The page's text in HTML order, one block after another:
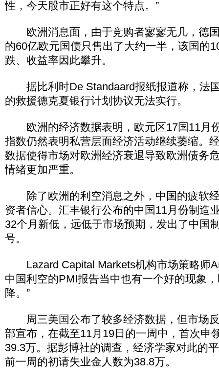
性，今天股市正好有这个特点。”
欧洲消息面，由于竞购者寥寥无几，德
的60亿欧元国债只售出了大约一半，该国的
跌、收益率因此攀升。
据比利时De Standaard报纸报道称，法
的救援德克夏银行计划协议无法实行。
欧洲的经济数据表明，欧元区17国11月
指数仍然表明私营层面经济活动继续萎缩。
数据使得市场对欧洲经济衰退导致欧洲债务
情绪更加严重。
除了欧洲的利空消息之外，中国的疲软
资者信心。汇丰银行公布的中国11月份制造
32个月新低，远低于市场预期，发出了中国
号。
Lazard Capital Markets机构市场策略师
中国利空的PMI报告当中也有一个好的现象
降。”
周三美国公布了较多经济数据，但市场
部宣布，在截至11月19日的一周中，首次申
39.3万。据彭博社的调查，经济学家对此的
前一周的初请失业金人数为38.8万。